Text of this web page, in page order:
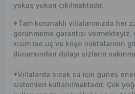
yokuş yukarı çıkılmaktadır.
*Tam korunaklı villalarımızda her
görünmeme garantisi vermekteyiz.
kısım ise uç ve köşe noktalarının
durumundan dolayı sizlerin
*Villalarda sıcak su için güneş
sistemleri kullanılmaktadır. Çok